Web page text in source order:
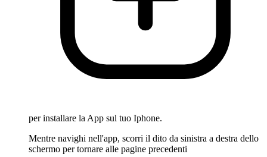
per installare la App sul tuo Iphone.
Mentre navighi nell'app, scorri il dito da sinistra a destra dello
schermo per tornare alle pagine precedenti